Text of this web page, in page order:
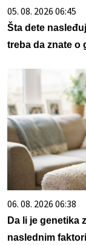
05. 08. 2026 06:45
Šta dete
treba da znate o
06. 08. 2026 06:38
Da li je genetika
naslednim